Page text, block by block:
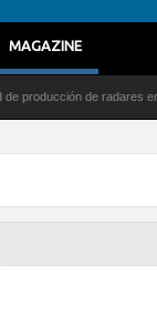
MAGAZINE
de radares en Brasil